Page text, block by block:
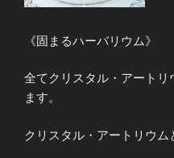
《固まるハーバリウム》
全てクリスタル・アートリ
ます。
クリスタル・アートリウ